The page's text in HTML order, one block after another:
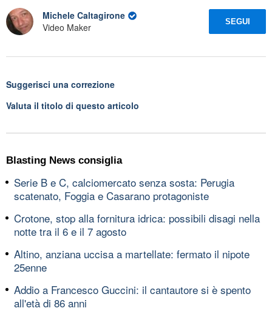
Michele Caltagirone
Video Maker
SEGUI
Suggerisci una correzione
Valuta il titolo di questo articolo
Blasting News consiglia
Serie B e C, calciomercato senza sosta: Perugia
scatenato, Foggia e Casarano protagoniste
Crotone, stop alla fornitura idrica: possibili disagi nella
notte tra il 6 e il 7 agosto
Altino, anziana uccisa a martellate: fermato il nipote
25enne
Addio a Francesco Guccini: il cantautore si è spento
all'età di 86 anni